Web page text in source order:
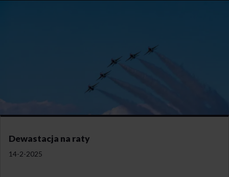
Dewastacja na raty
14-2-2025